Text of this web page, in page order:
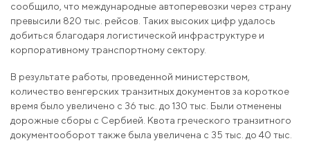
сообщило, что международные автоперевозки через страну
превысили 820 тыс. рейсов. Таких высоких цифр удалось
добиться благодаря логистической инфраструктуре и
корпоративному транспортному сектору.
В результате работы, проведенной министерством,
количество венгерских транзитных документов за короткое
время было увеличено с 36 тыс. до 130 тыс. Были отменены
дорожные сборы с Сербией. Квота греческого транзитного
документооборот также была увеличена с 35 тыс. до 40 тыс.